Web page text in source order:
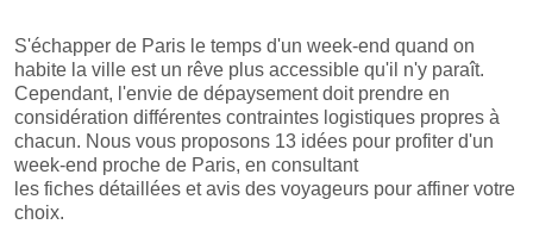
S'échapper de Paris le temps d'un week-end quand on
habite la ville est un rêve plus accessible qu'il n'y paraît.
Cependant, l'envie de dépaysement doit prendre en
considération différentes contraintes logistiques propres à
chacun. Nous vous proposons 13 idées pour profiter d'un
week-end proche de Paris, en consultant
les fiches détaillées et avis des voyageurs pour affiner votre
choix.